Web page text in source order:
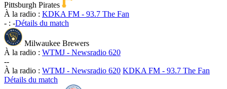
Pittsburgh Pirates
À la radio : KDKA FM - 93.7 The Fan
- : -Détails du match
Milwaukee Brewers
À la radio : WTMJ - Newsradio 620
--
À la radio : WTMJ - Newsradio 620 KDKA FM - 93.7 The Fan
Détails du match